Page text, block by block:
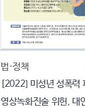
법·정책
[2022] 미성년 성폭력
영상녹화진술 위헌, 대